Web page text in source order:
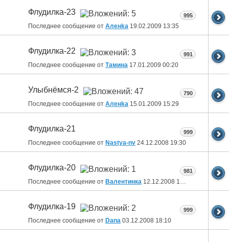
Флудилка-23
Последнее сообщение от Аленka 19.02.2009 13:35
995
Флудилка-22
Последнее сообщение от Тамина 17.01.2009 00:20
991
Улыбнёмся-2
Последнее сообщение от Аленka 15.01.2009 15:29
790
Флудилка-21
Последнее сообщение от Nastya-nv 24.12.2008 19:30
999
Флудилка-20
Последнее сообщение от Валентинка 12.12.2008 13:24
981
Флудилка-19
Последнее сообщение от Dana 03.12.2008 18:10
999